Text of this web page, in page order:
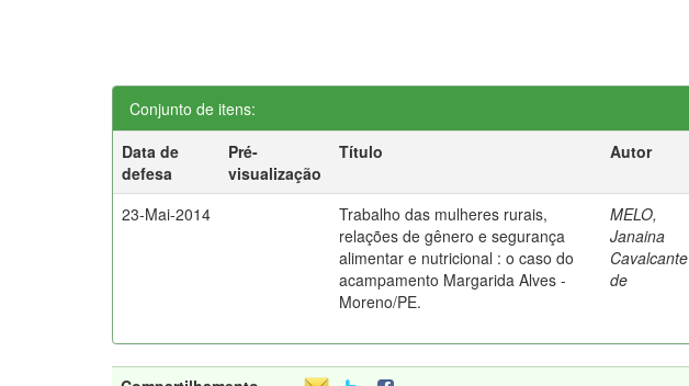
Conjunto de itens:
Data de
defesa
Pré-
visualização
Título Autor
23-Mai-2014
Trabalho das mulheres rurais,
relações de gênero e segurança
alimentar e nutricional : o caso do
acampamento Margarida Alves -
Moreno/PE.
MELO,
Janaina
Cavalcante
de